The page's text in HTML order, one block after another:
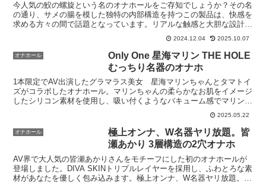
今人気の鮫の螺旋という名のオナホールをご存知でしょうか？その名
の通り、サメの腸を模した独特の内部構造を持つこの製品は、快感を
求める方々の間で話題となっています。リアルな触感と大胆な設計
で、多くのユーザーを魅了している鮫の螺旋。その特長につい...
2024.12.04 2025.10.07
オナホール
Only One 星海マリン THE HOLE
むっちり名器のオナホ
1本限定でAV出演したグラマラス美女 星海マリンちゃんとタマトイ
ズがコラボしたオナホール。マリンちゃんの柔らかなお肌をイメージ
したシリコン素材を使用し、吸い付くようなバキューム感でマリンち
2025.05.22
オナホール
極上オンナ、W名器ヤリ放題。皆
瀬あかり 3層構造の2穴オナホ
AV界で大人気の皆瀬あかりさんをモチーフにした初のオナホールが
登場しました。DIVA SKINトリプルレイヤーを採用し、ふわとろな素
材があなたを優しく包み込みます。極上オンナ、W名器ヤリ放題。皆